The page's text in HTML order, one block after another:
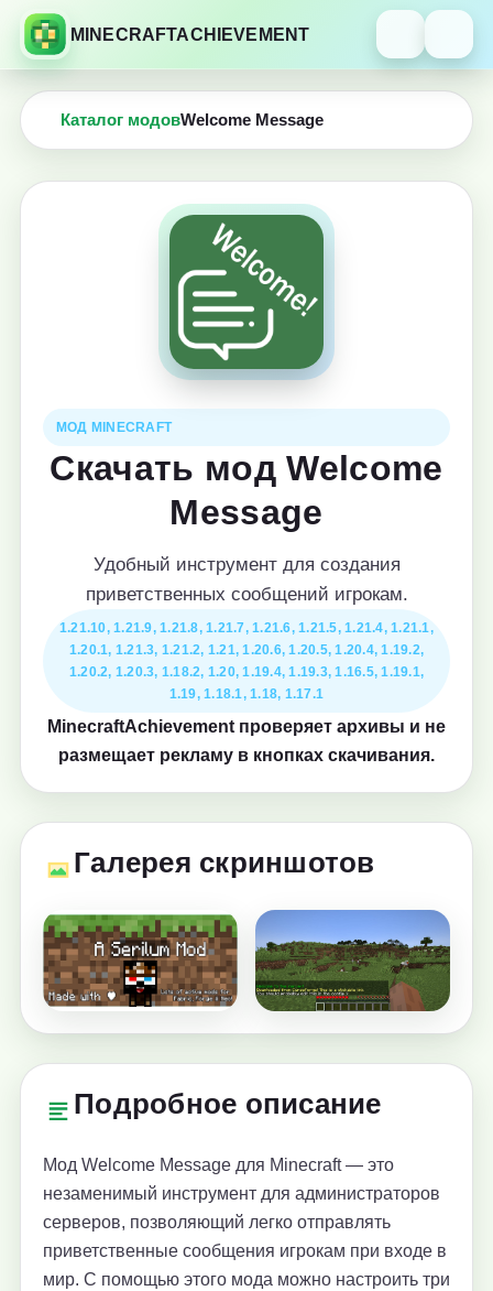
MINECRAFTACHIEVEMENT
Каталог модовWelcome Message
МОД MINECRAFT
Скачать мод Welcome
Message
Удобный инструмент для создания
приветственных сообщений игрокам.
1.21.10, 1.21.9, 1.21.8, 1.21.7, 1.21.6, 1.21.5, 1.21.4, 1.21.1,
1.20.1, 1.21.3, 1.21.2, 1.21, 1.20.6, 1.20.5, 1.20.4, 1.19.2,
1.20.2, 1.20.3, 1.18.2, 1.20, 1.19.4, 1.19.3, 1.16.5, 1.19.1,
1.19, 1.18.1, 1.18, 1.17.1
MinecraftAchievement проверяет архивы и не
размещает рекламу в кнопках скачивания.
Галерея скриншотов
Подробное описание
Мод Welcome Message для Minecraft — это
незаменимый инструмент для администраторов
серверов, позволяющий легко отправлять
приветственные сообщения игрокам при входе в
мир. С помощью этого мода можно настроить три